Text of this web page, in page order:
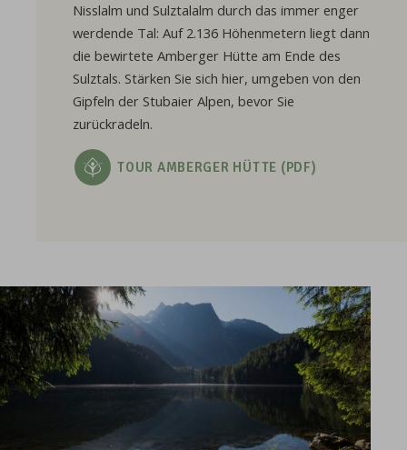
Nisslalm und Sulztalalm durch das immer enger
werdende Tal: Auf 2.136 Höhenmetern liegt dann
die bewirtete Amberger Hütte am Ende des
Sulztals. Stärken Sie sich hier, umgeben von den
Gipfeln der Stubaier Alpen, bevor Sie
zurückradeln.
TOUR AMBERGER HÜTTE (PDF)